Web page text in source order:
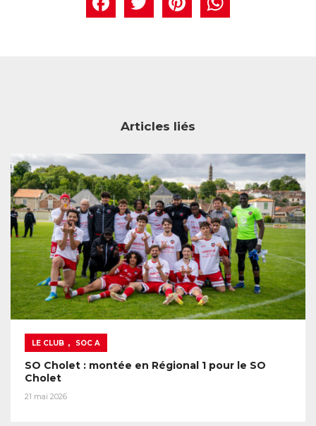
Articles liés
LE CLUB , SOC A
SO Cholet : montée en Régional 1 pour le SO
Cholet
21 mai 2026